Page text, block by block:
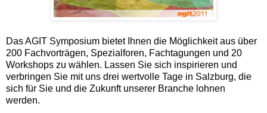
Das AGIT Symposium bietet Ihnen die Möglichkeit aus über
200 Fachvorträgen, Spezialforen, Fachtagungen und 20
Workshops zu wählen. Lassen Sie sich inspirieren und
verbringen Sie mit uns drei wertvolle Tage in Salzburg, die
sich für Sie und die Zukunft unserer Branche lohnen
werden.